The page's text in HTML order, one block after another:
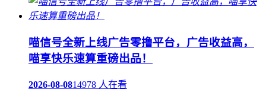
喵信号全新上线广告零撸平台，广告收益高，
喵享快乐速算重磅出品！
2026-08-0814978 人在看